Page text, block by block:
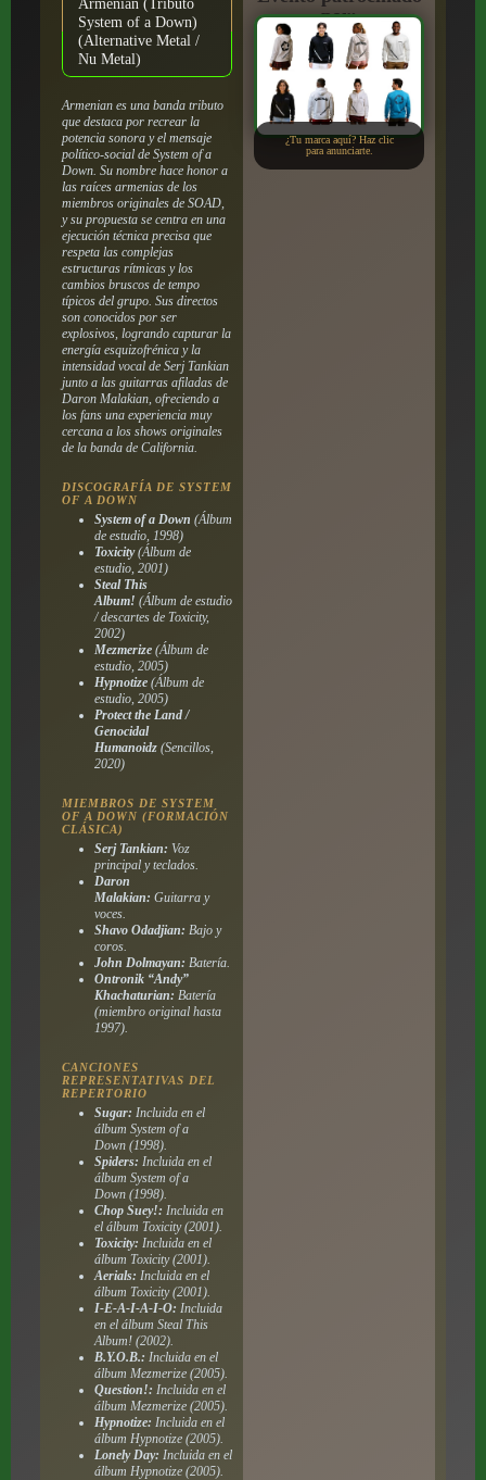
System of a Down)
(Alternative Metal /
Nu Metal)
Armenian es una banda tributo
que destaca por recrear la
potencia sonora y el mensaje
político-social de System of a
Down. Su nombre hace honor a
las raíces armenias de los
miembros originales de SOAD,
y su propuesta se centra en una
ejecución técnica precisa que
respeta las complejas
estructuras rítmicas y los
cambios bruscos de tempo
típicos del grupo. Sus directos
son conocidos por ser
explosivos, logrando capturar la
energía esquizofrénica y la
intensidad vocal de Serj Tankian
junto a las guitarras afiladas de
Daron Malakian, ofreciendo a
los fans una experiencia muy
cercana a los shows originales
de la banda de California.
DISCOGRAFÍA DE SYSTEM
OF A DOWN
System of a Down (Álbum
de estudio, 1998)
Toxicity(Álbum de
estudio, 2001)
Steal This
Album! (Álbum de estudio
/ descartes de Toxicity,
2002)
Mezmerize(Álbum de
estudio, 2005)
Hypnotize(Álbum de
estudio, 2005)
Protect the Land /
Genocidal
Humanoidz(Sencillos,
2020)
MIEMBROS DE SYSTEM
OF A DOWN (FORMACIÓN
CLÁSICA)
Serj Tankian: Voz
principal y teclados.
Daron
Malakian: Guitarra y
voces.
Shavo Odadjian: Bajo y
coros.
John Dolmayan: Batería.
Ontronik “Andy”
Khachaturian: Batería
(miembro original hasta
1997).
CANCIONES
REPRESENTATIVAS DEL
REPERTORIO
Sugar: Incluida en el
álbum System of a
Down(1998).
Spiders: Incluida en el
álbum System of a
Down(1998).
Chop Suey!: Incluida en
el álbum Toxicity(2001).
Toxicity: Incluida en el
álbum Toxicity(2001).
Aerials: Incluida en el
álbum Toxicity(2001).
I-E-A-I-A-I-O: Incluida
en el álbum Steal This
Album!(2002).
B.Y.O.B.: Incluida en el
álbum Mezmerize(2005).
Question!: Incluida en el
álbum Mezmerize(2005).
Hypnotize: Incluida en el
álbum Hypnotize(2005).
Lonely Day: Incluida en el
álbum Hypnotize(2005).
por:
¿Tu marca aquí? Haz clic
para anunciarte.